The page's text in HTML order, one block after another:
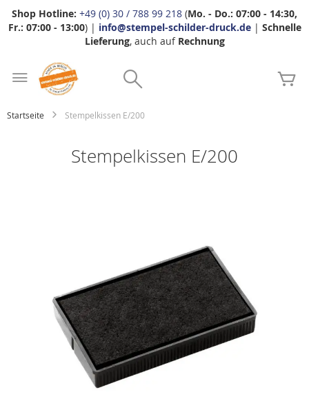
Shop Hotline: +49 (0) 30 / 788 99 218 (Mo. - Do.: 07:00 - 14:30,
Fr.: 07:00 - 13:00) | info@stempel-schilder-druck.de| Schnelle
Lieferung, auch auf Rechnung
Startseite Stempelkissen E/200
Stempelkissen E/200